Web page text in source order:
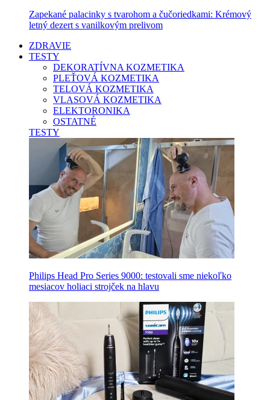
Zapekané palacinky s tvarohom a čučoriedkami: Krémový
letný dezert s vanilkovým prelivom
ZDRAVIE
TESTY
DEKORATÍVNA KOZMETIKA
PLEŤOVÁ KOZMETIKA
TELOVÁ KOZMETIKA
VLASOVÁ KOZMETIKA
ELEKTORONIKA
OSTATNÉ
TESTY
Philips Head Pro Series 9000: testovali sme niekoľko
mesiacov holiaci strojček na hlavu